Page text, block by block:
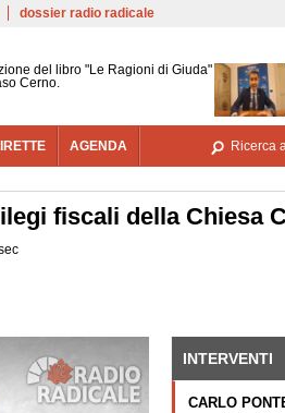
Salta al contenuto principale
dossier radio radicale
del libro "Le Ragioni di Giuda"
Cerno.
AGENDA Ricerca
fiscali della Chiesa
INTERVENTI
CARLO